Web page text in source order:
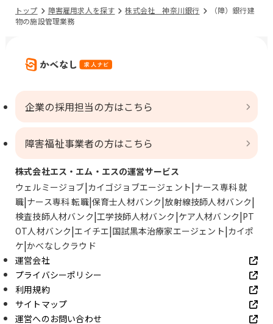
トップ 障害雇用求人を探す 株式会社 神奈川銀行
（障）銀行建
物の施設管理業務
企業の採用担当の方はこちら
障害福祉事業者の方はこちら
株式会社エス・エム・エスの運営サービス
ウェルミージョブ カイゴジョブエージェント ナース専科 就
職 ナース専科 転職 保育士人材バンク 放射線技師人材バンク
検査技師人材バンク 工学技師人材バンク ケア人材バンク PT
OT人材バンク エイチエ 国試黒本治療家エージェント カイポ
ケ かべなしクラウド
運営会社
プライバシーポリシー
利用規約
サイトマップ
運営へのお問い合わせ